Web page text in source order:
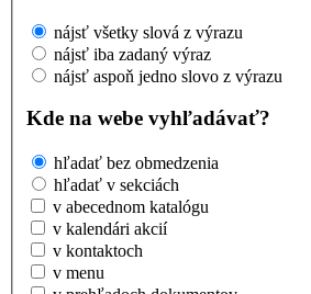
nájsť všetky slová z výrazu
nájsť iba zadaný výraz
nájsť aspoň jedno slovo z výrazu
Kde na webe vyhľadávať?
hľadať bez obmedzenia
hľadať v sekciách
v abecednom katalógu
v kalendári akcií
v kontaktoch
v menu